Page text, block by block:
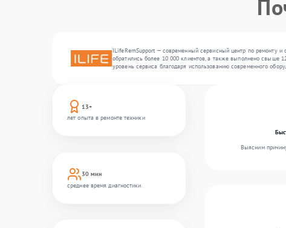
ILifeRemSupport — современный сервисный центр по ремонту
обратились более 10 000 клиентов, а также выполнено свыше
уровень сервиса благодаря использованию современного
13+
лет опыта в ремонте техники
30 мин
среднее время диагностики
Выясним